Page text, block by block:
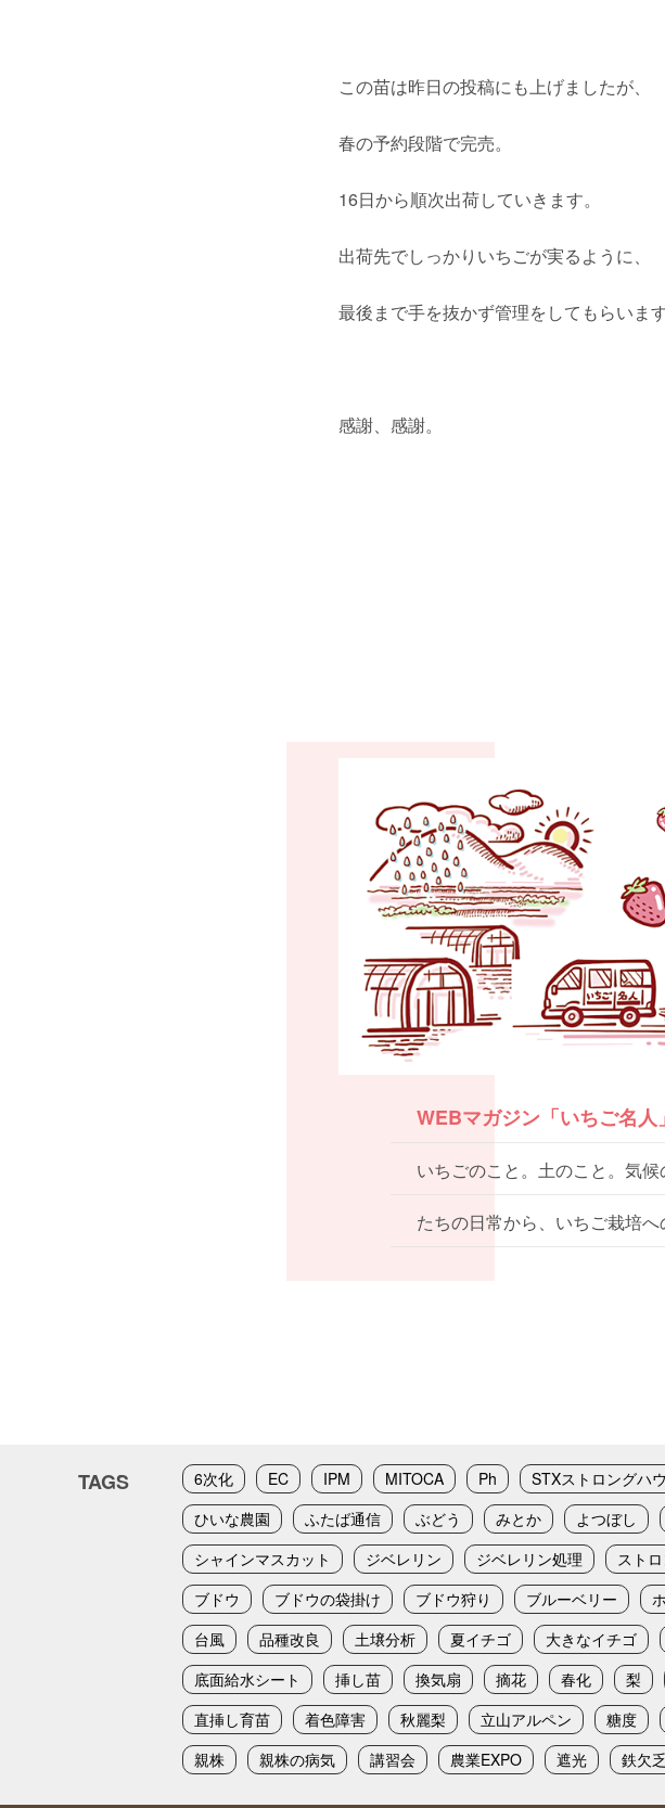
この苗は昨日の投稿にも上げましたが、
春の予約段階で完売。
16日から順次出荷していきます。
出荷先でしっかりいちごが実るように、
最後まで手を抜かず管理をしてもらいます
感謝、感謝。
WEBマガジン「いちご名人」
いちごのこと。土のこと。気
たちの日常から、いちご栽培
TAGS 6次化 EC IPM MITOCA Ph STXストロングハ
ひいな農園
ふたば通信 ぶどう みとか よつぼし
シャインマスカット
ジベレリン ジベレリン処理 スト
ブドウ
ブドウの袋掛け ブドウ狩り ブルーベリー
台風
品種改良 土壌分析 夏イチゴ 大きなイチゴ
底面給水シート
挿し苗 換気扇 摘花 春化 梨
直挿し育苗
着色障害 秋麗梨 立山アルペン 糖度
親株
親株の病気 講習会 農業EXPO 遮光 鉄欠乏